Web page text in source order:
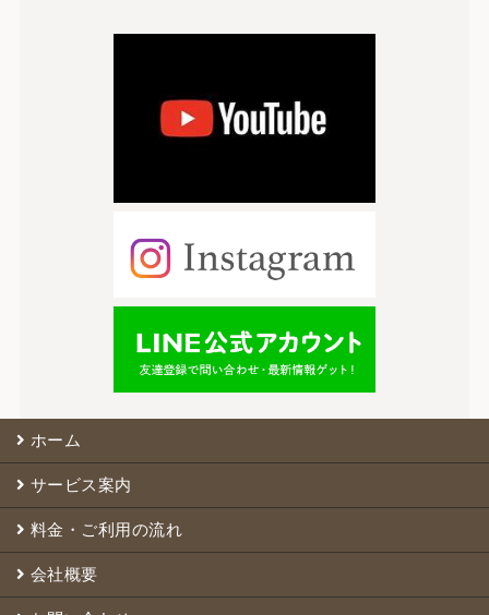
ホーム
サービス案内
料金・ご利用の流れ
会社概要